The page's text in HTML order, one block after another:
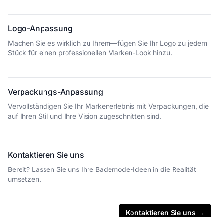
Logo-Anpassung
Machen Sie es wirklich zu Ihrem—fügen Sie Ihr Logo zu jedem
Stück für einen professionellen Marken-Look hinzu.
Verpackungs-Anpassung
Vervollständigen Sie Ihr Markenerlebnis mit Verpackungen, die
auf Ihren Stil und Ihre Vision zugeschnitten sind.
Kontaktieren Sie uns
Bereit? Lassen Sie uns Ihre Bademode-Ideen in die Realität
umsetzen.
Kontaktieren Sie uns →